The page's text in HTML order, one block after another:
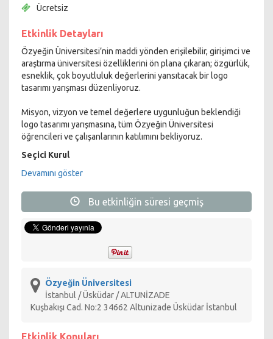
Ücretsiz
Etkinlik Detayları
Özyeğin Üniversitesi’nin maddi yönden erişilebilir, girişimci ve
araştırma üniversitesi özelliklerini ön plana çıkaran; özgürlük,
esneklik, çok boyutluluk değerlerini yansıtacak bir logo
tasarımı yarışması düzenliyoruz.
Misyon, vizyon ve temel değerlere uygunluğun beklendiği
logo tasarımı yarışmasına, tüm Özyeğin Üniversitesi
öğrencileri ve çalışanlarının katılımını bekliyoruz.
Seçici Kurul
Prof. Dr. Erhan Erkut -
Yardımcısı
Ayşecan Özyeğin Oktay -
Fina Holding Yönetim
Kurulu Üyesi
Prof. Dr. Süha Özkan -
Yrd. Doç. Dr. İlker Fatih Özorhon -
Öğr.Gör. Cem Kara -Marmara Üni. G.S.F. Grafik
Bölüm Başkan Yrd.
Neslihan Karaağaç-Sanat Danışmanı
Devamını göster
Bu etkinliğin süresi geçmiş
Özyeğin Üniversitesi
İstanbul / Üsküdar / ALTUNİZADE
Kuşbakışı Cad. No:2 34662 Altunizade Üsküdar İstanbul
Etkinlik Konuları